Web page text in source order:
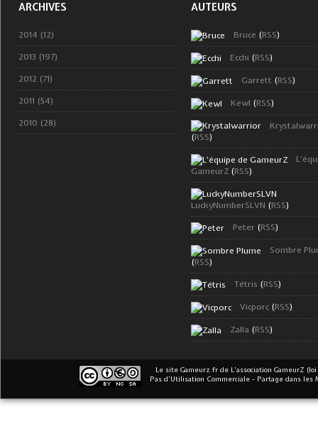
ARCHIVES
2014 (12)
2013 (197)
2012 (71)
2011 (54)
2010 (28)
AUTEURS
Bruce (RSS)
Ecchi (RSS)
Garrett (RSS)
Kewl (RSS)
(RSS)
GameurZ (RSS)
LuckyNumberSLVN (RSS)
Peter (RSS)
Sombre
(RSS)
Tétris (RSS)
Vicporc (RSS)
Zalla (RSS)
Le site Gameurz.fr de L'association GameurZ (loi
Pas d’Utilisation Commerciale - Partage dans